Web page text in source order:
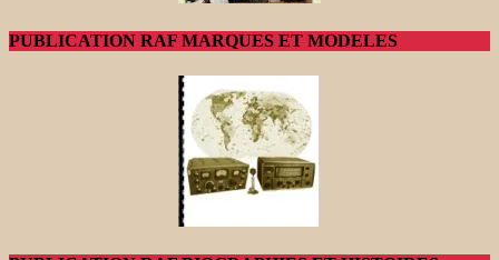
PUBLICATION RAF MARQUES ET MODELES